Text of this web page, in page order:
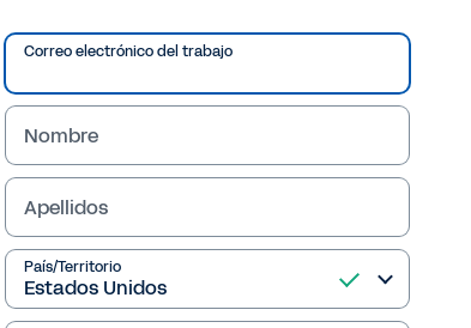
Correo electrónico del trabajo
Nombre
Apellidos
País/Territorio